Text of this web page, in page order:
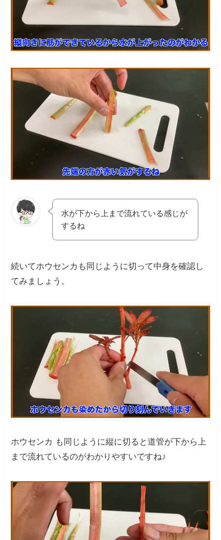
水が下から上まで流れている感じが
するね
続いてホウセンカも同じように切って中身を確認し
てみましょう。
ホウセンカ も同じように縦に切ると道管が下から上
まで流れているのがわかりやすいですね♪